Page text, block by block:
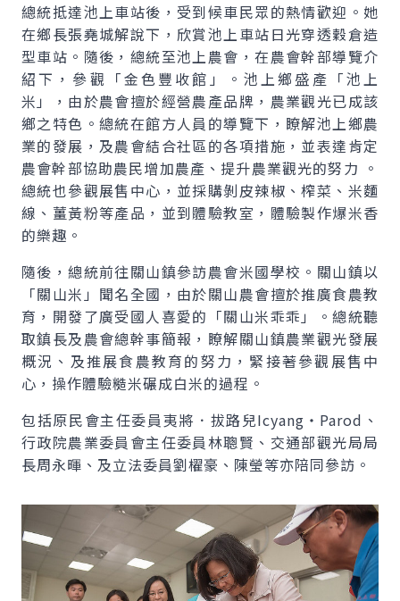
總統抵達池上車站後，受到候車民眾的熱情歡迎。她
在鄉長張堯城解說下，欣賞池上車站日光穿透穀倉造
型車站。隨後，總統至池上農會，在農會幹部導覽介
紹下，參觀「金色豐收館」。池上鄉盛產「池上
米」，由於農會擅於經營農產品牌，農業觀光已成該
鄉之特色。總統在館方人員的導覽下，瞭解池上鄉農
業的發展，及農會結合社區的各項措施，並表達肯定
農會幹部協助農民增加農產、提升農業觀光的努力 。
總統也參觀展售中心，並採購剝皮辣椒、榨菜、米麵
線、薑黃粉等產品，並到體驗教室，體驗製作爆米香
的樂趣。
隨後，總統前往關山鎮參訪農會米國學校。關山鎮以
「關山米」聞名全國，由於關山農會擅於推廣食農教
育，開發了廣受國人喜愛的「關山米乖乖」。總統聽
取鎮長及農會總幹事簡報，瞭解關山鎮農業觀光發展
概況、及推展食農教育的努力，緊接著參觀展售中
心，操作體驗糙米碾成白米的過程。
包括原民會主任委員夷將．拔路兒Icyang‧Parod、
行政院農業委員會主任委員林聰賢、交通部觀光局局
長周永暉、及立法委員劉櫂豪、陳瑩等亦陪同參訪。